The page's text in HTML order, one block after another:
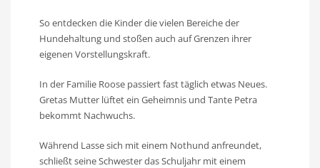
So entdecken die Kinder die vielen Bereiche der
Hundehaltung und stoßen auch auf Grenzen ihrer
eigenen Vorstellungskraft.
In der Familie Roose passiert fast täglich etwas Neues.
Gretas Mutter lüftet ein Geheimnis und Tante Petra
bekommt Nachwuchs.
Während Lasse sich mit einem Nothund anfreundet,
schließt seine Schwester das Schuljahr mit einem